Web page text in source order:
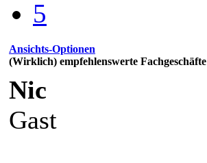
5
Ansichts-Optionen
(Wirklich) empfehlenswerte Fachgeschäfte
Nic
Gast